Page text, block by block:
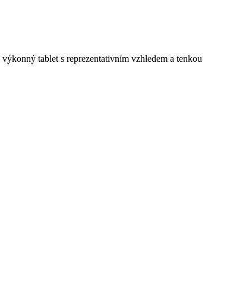
tablet s reprezentativním vzhledem a tenkou